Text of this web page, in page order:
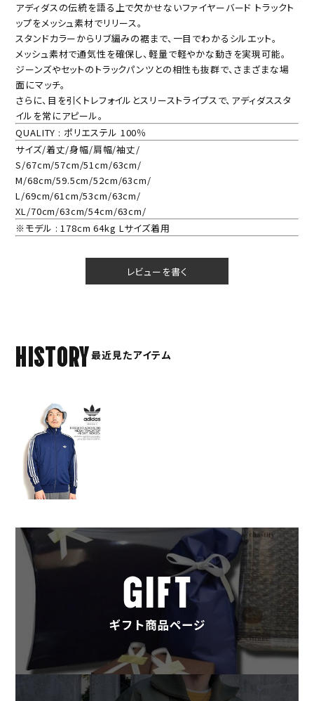
アディダスの伝統を語る上で欠かせないファイヤーバード トラックト
ップをメッシュ素材でリリース。
スタンドカラーからリブ編みの裾まで、一目でわかるシルエット。
メッシュ素材で通気性を確保し、軽量で軽やかな動きを実現可能。
ジーンズやセットのトラックパンツとの相性も抜群で、さまざまな場
面にマッチ。
さらに、目を引くトレフォイルとスリーストライプスで、アディダススタ
イルを常にアピール。
QUALITY : ポリエステル 100％
サイズ/着丈/身幅/肩幅/袖丈/
S/67cm/57cm/51cm/63cm/
M/68cm/59.5cm/52cm/63cm/
L/69cm/61cm/53cm/63cm/
XL/70cm/63cm/54cm/63cm/
※モデル : 178cm 64kg Lサイズ着用
レビューを書く
HISTORY最近見たアイテム